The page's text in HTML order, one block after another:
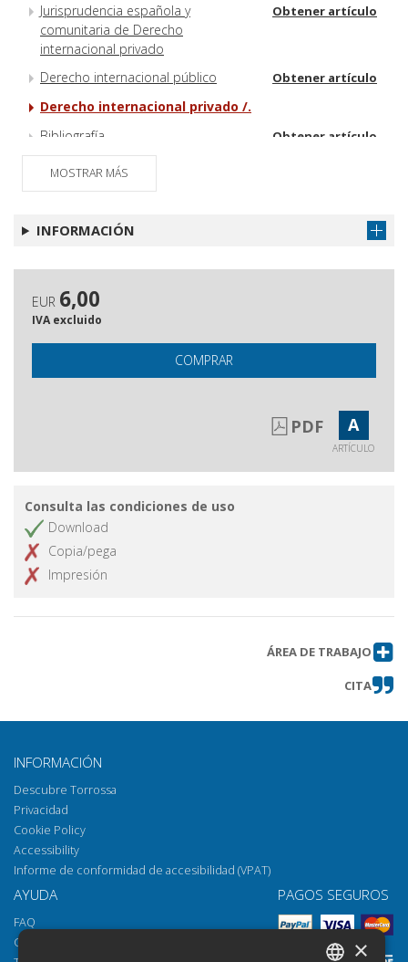
Jurisprudencia española y
comunitaria de Derecho
internacional privado
Obtener artículo
Derecho internacional público Obtener artículo
Derecho internacional privado /.
Bibliografía
Obtener artículo
MOSTRAR MÁS
INFORMACIÓN
EUR 6,00
IVA excluido
COMPRAR
PDF A
ARTÍCULO
Consulta las condiciones de uso
Download
Copia/pega
Impresión
ÁREA DE TRABAJO
CITA
INFORMACIÓN
Descubre Torrossa
Privacidad
Cookie Policy
Accessibility
Informe de conformidad de accesibilidad (VPAT)
AYUDA
FAQ
Cómo abrir los archivos
PAGOS SEGUROS
×